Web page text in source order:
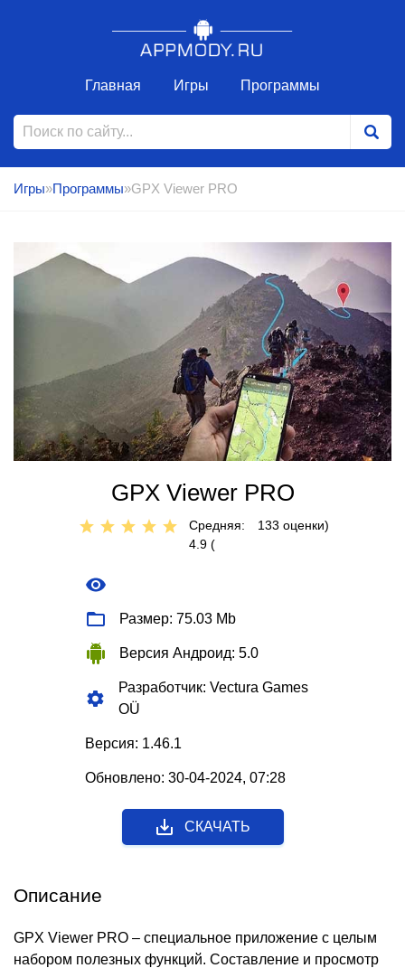
Главная Игры Программы
Игры»Программы»GPX Viewer PRO
GPX Viewer PRO
Средняя:
4.9 (
133 оценки)
Размер: 75.03 Mb
Версия Андроид: 5.0
Разработчик: Vectura Games
OÜ
Версия: 1.46.1
Обновлено: 30-04-2024, 07:28
СКАЧАТЬ
Описание
GPX Viewer PRO – специальное приложение с целым
набором полезных функций. Составление и просмотр